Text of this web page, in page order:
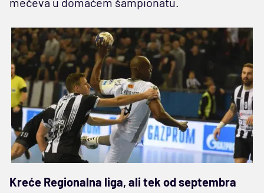
Kreće Regionalna liga, ali tek od septembra